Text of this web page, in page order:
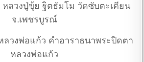
หลวงปู่ขุ้ย ฐิตธัมโม วัดซับตะเคียน
จ.เพชรบูรณ์
ลวงพ่อแก้ว คำอาราธนาพระปิดตา
หลวงพ่อแก้ว